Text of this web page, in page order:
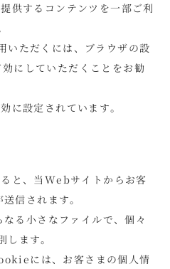
供するコンテンツを一部ご利
いただくには、ブラウザの設
にしていただくことをお勧
に設定されています。
と、当Webサイトからお客
信されます。
る小さなファイルで、個々
ます。
には、お客さまの個人情